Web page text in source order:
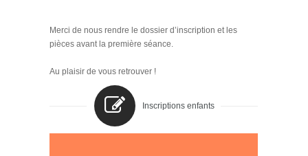
Merci de nous rendre le dossier d’inscription et les
pièces avant la première séance.
Au plaisir de vous retrouver !
Inscriptions enfants